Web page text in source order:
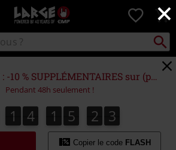
×
EMP
-
Merchandising
Gaming,
Films
&
Séries
TV
Modes
alternatives
0
SUPPLÉMENTAIRES sur (presque) TOUT !*
Pendant 48h seulement !
1
1 4
4 1
1 5
5 2
2 0
1
0
2
1
Copier le code FLASH